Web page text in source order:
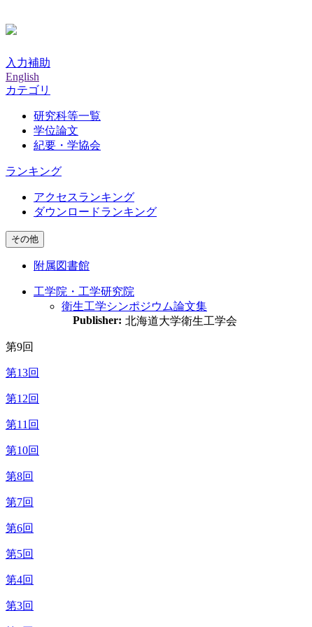
入力補助
English
カテゴリ
研究科等一覧
学位論文
紀要・学協会
ランキング
アクセスランキング
ダウンロードランキング
その他
附属図書館
工学院・工学研究院
衛生工学シンポジウム論文集
Publisher: 北海道大学衛生工学会
第9回
第13回
第12回
第11回
第10回
第8回
第7回
第6回
第5回
第4回
第3回